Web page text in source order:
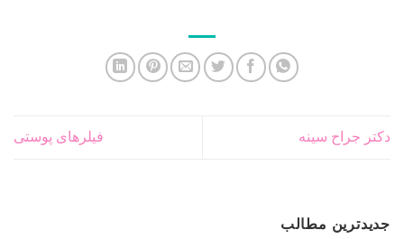
دکتر جراح سینه فیلرهای پوستی
جدیدترین مطالب